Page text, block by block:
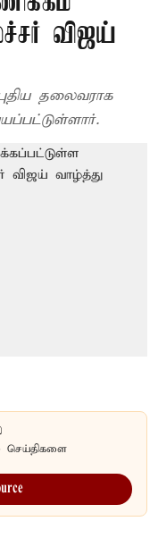
விஜய்
தலைவராக
செய்திகளை